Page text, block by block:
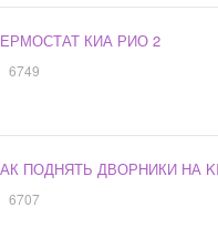
КИА РИО 2
6749
ПОДНЯТЬ ДВОРНИКИ НА
6707